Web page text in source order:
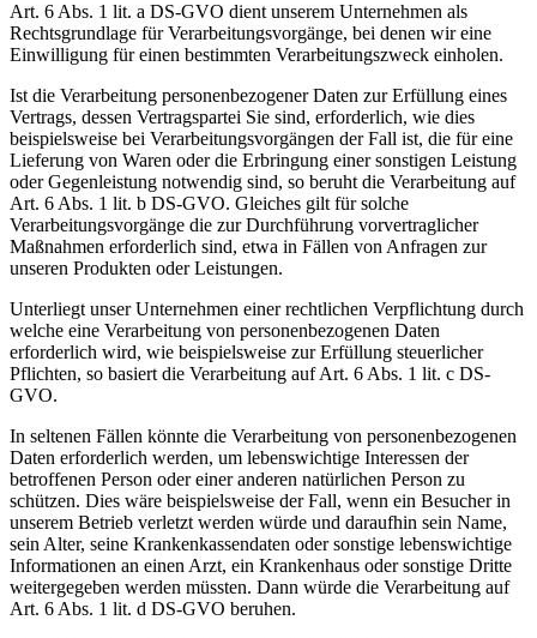
Art. 6 Abs. 1 lit. a DS-GVO dient unserem Unternehmen als
Rechtsgrundlage für Verarbeitungsvorgänge, bei denen wir eine
Einwilligung für einen bestimmten Verarbeitungszweck einholen.
Ist die Verarbeitung personenbezogener Daten zur Erfüllung eines
Vertrags, dessen Vertragspartei Sie sind, erforderlich, wie dies
beispielsweise bei Verarbeitungsvorgängen der Fall ist, die für eine
Lieferung von Waren oder die Erbringung einer sonstigen Leistung
oder Gegenleistung notwendig sind, so beruht die Verarbeitung auf
Art. 6 Abs. 1 lit. b DS-GVO. Gleiches gilt für solche
Verarbeitungsvorgänge die zur Durchführung vorvertraglicher
Maßnahmen erforderlich sind, etwa in Fällen von Anfragen zur
unseren Produkten oder Leistungen.
Unterliegt unser Unternehmen einer rechtlichen Verpflichtung durch
welche eine Verarbeitung von personenbezogenen Daten
erforderlich wird, wie beispielsweise zur Erfüllung steuerlicher
Pflichten, so basiert die Verarbeitung auf Art. 6 Abs. 1 lit. c DS-
GVO.
In seltenen Fällen könnte die Verarbeitung von personenbezogenen
Daten erforderlich werden, um lebenswichtige Interessen der
betroffenen Person oder einer anderen natürlichen Person zu
schützen. Dies wäre beispielsweise der Fall, wenn ein Besucher in
unserem Betrieb verletzt werden würde und daraufhin sein Name,
sein Alter, seine Krankenkassendaten oder sonstige lebenswichtige
Informationen an einen Arzt, ein Krankenhaus oder sonstige Dritte
weitergegeben werden müssten. Dann würde die Verarbeitung auf
Art. 6 Abs. 1 lit. d DS-GVO beruhen.